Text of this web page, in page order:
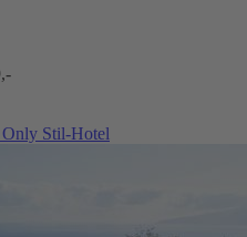
Stil-Hotel